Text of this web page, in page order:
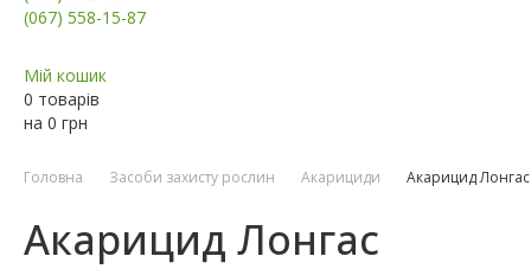
(067) 558-15-87
Мій кошик
0 товарів
на 0 грн
Головна Засоби захисту рослин Акарициди Акарицид Лонгас
Акарицид Лонгас